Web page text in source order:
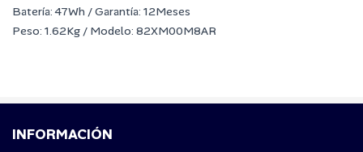
Batería: 47Wh / Garantía: 12Meses
Peso: 1.62Kg / Modelo: 82XM00M8AR
INFORMACIÓN